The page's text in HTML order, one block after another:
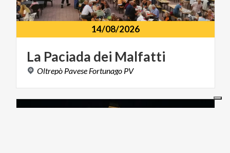
14/08/2026
La Paciada dei Malfatti
Oltrepò Pavese Fortunago PV